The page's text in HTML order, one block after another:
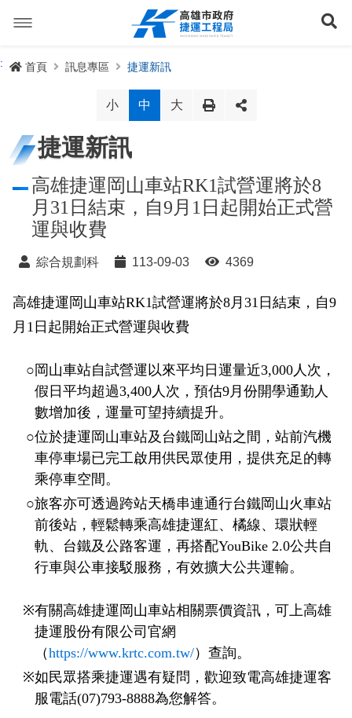
容
捷運路線進度圖
長期路網規劃
路網簡介
規劃中
岡山路竹延伸線(第二A階段)
岡山路竹延伸線(第二B階段)
捷運黃線
小港林園線
捷運紅/橘線
岡山路竹延伸線(第一階段)
環狀輕軌
訊息專區
捷運新訊
公聽會與說明會
性別主流化專區
政風園地
Open Data
打詐儀錶板
便民服務
局長信箱
檔案應用專區
常見問答
相關連結
雙語詞彙
交流互動
特色車站
輕軌知識站
輕軌簡介
輕軌與傳統火車
輕軌與公車捷運
無架空線
局徽
本局沿革
組織職掌
服務電話
網站導覽
首頁 訊息專區 捷運新訊
小 中 大
捷運新訊
高雄捷運岡山車站RK1試營運將於8
月31日結束，自9月1日起開始正式營
運與收費
綜合規劃科 113-09-03 4369
高雄捷運岡山車站RK1試營運將於8月31日結束，自9
月1日起開始正式營運與收費
岡山車站自試營運以來平均日運量近3,000人次，
假日平均超過3,400人次，預估9月份開學通勤人
數增加後，運量可望持續提升。
位於捷運岡山車站及台鐵岡山站之間，站前汽機
車停車場已完工啟用供民眾使用，提供充足的轉
乘停車空間。
旅客亦可透過跨站天橋串連通行台鐵岡山火車站
前後站，輕鬆轉乘高雄捷運紅、橘線、環狀輕
軌、台鐵及公路客運，再搭配YouBike 2.0公共自
行車與公車接駁服務，有效擴大公共運輸。
有關高雄捷運岡山車站相關票價資訊，可上高雄
捷運股份有限公司官網
（https://www.krtc.com.tw/）查詢。
如民眾搭乘捷運遇有疑問，歡迎致電高雄捷運客
服電話(07)793-8888為您解答。